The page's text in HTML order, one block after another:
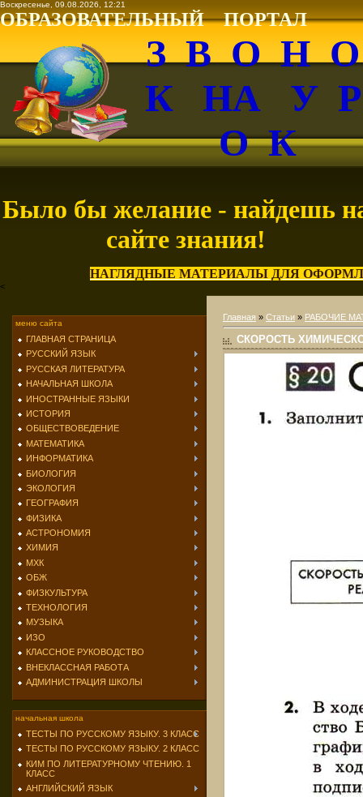
Воскресенье, 09.08.2026, 12:21
ОБРАЗОВАТЕЛЬНЫЙ ПОРТАЛ
З В О Н
К НА У
О К
Было бы желание - найдешь
сайте знания!
НАГЛЯДНЫЕ МАТЕРИАЛЫ ДЛЯ
<
меню сайта
ГЛАВНАЯ СТРАНИЦА
РУССКИЙ ЯЗЫК
РУССКАЯ ЛИТЕРАТУРА
НАЧАЛЬНАЯ ШКОЛА
ИНОСТРАННЫЕ ЯЗЫКИ
ИСТОРИЯ
ОБЩЕСТВОВЕДЕНИЕ
МАТЕМАТИКА
ИНФОРМАТИКА
БИОЛОГИЯ
ЭКОЛОГИЯ
ГЕОГРАФИЯ
ФИЗИКА
АСТРОНОМИЯ
ХИМИЯ
МХК
ОБЖ
ФИЗКУЛЬТУРА
ТЕХНОЛОГИЯ
МУЗЫКА
ИЗО
КЛАССНОЕ РУКОВОДСТВО
ВНЕКЛАССНАЯ РАБОТА
АДМИНИСТРАЦИЯ ШКОЛЫ
начальная школа
ТЕСТЫ ПО РУССКОМУ ЯЗЫКУ. 3 КЛАСС
ТЕСТЫ ПО РУССКОМУ ЯЗЫКУ. 2 КЛАСС
КИМ ПО ЛИТЕРАТУРНОМУ ЧТЕНИЮ. 1
КЛАСС
АНГЛИЙСКИЙ ЯЗЫК
Главная » Статьи » РАБОЧИЕ
СКОРОСТЬ